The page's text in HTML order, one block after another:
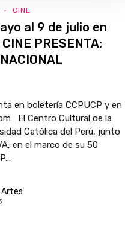
CINE
al 9 de julio en
PRESENTA:
en boletería CCPUCP y en
El Centro Cultural de la
Católica del Perú, junto
en el marco de su 50